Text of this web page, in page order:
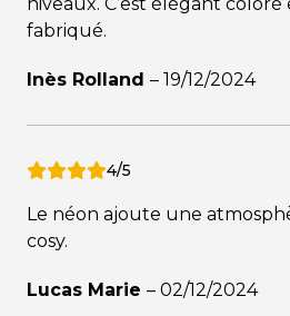
fabriqué.
Inès Rolland – 19/12/2024
4/5
Le néon ajoute une
cosy.
Lucas Marie – 02/12/2024